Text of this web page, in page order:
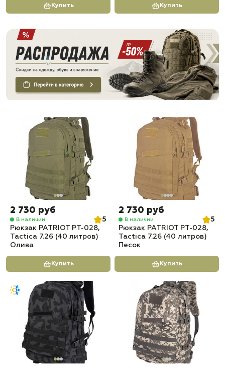
Купить Купить
2 730 руб
В наличии
5
Рюкзак PATRIOT РТ-028,
Tactica 7.26 (40 литров)
Олива
Купить
2 730 руб
В наличии
5
Рюкзак PATRIOT РТ-028,
Tactica 7.26 (40 литров)
Песок
Купить